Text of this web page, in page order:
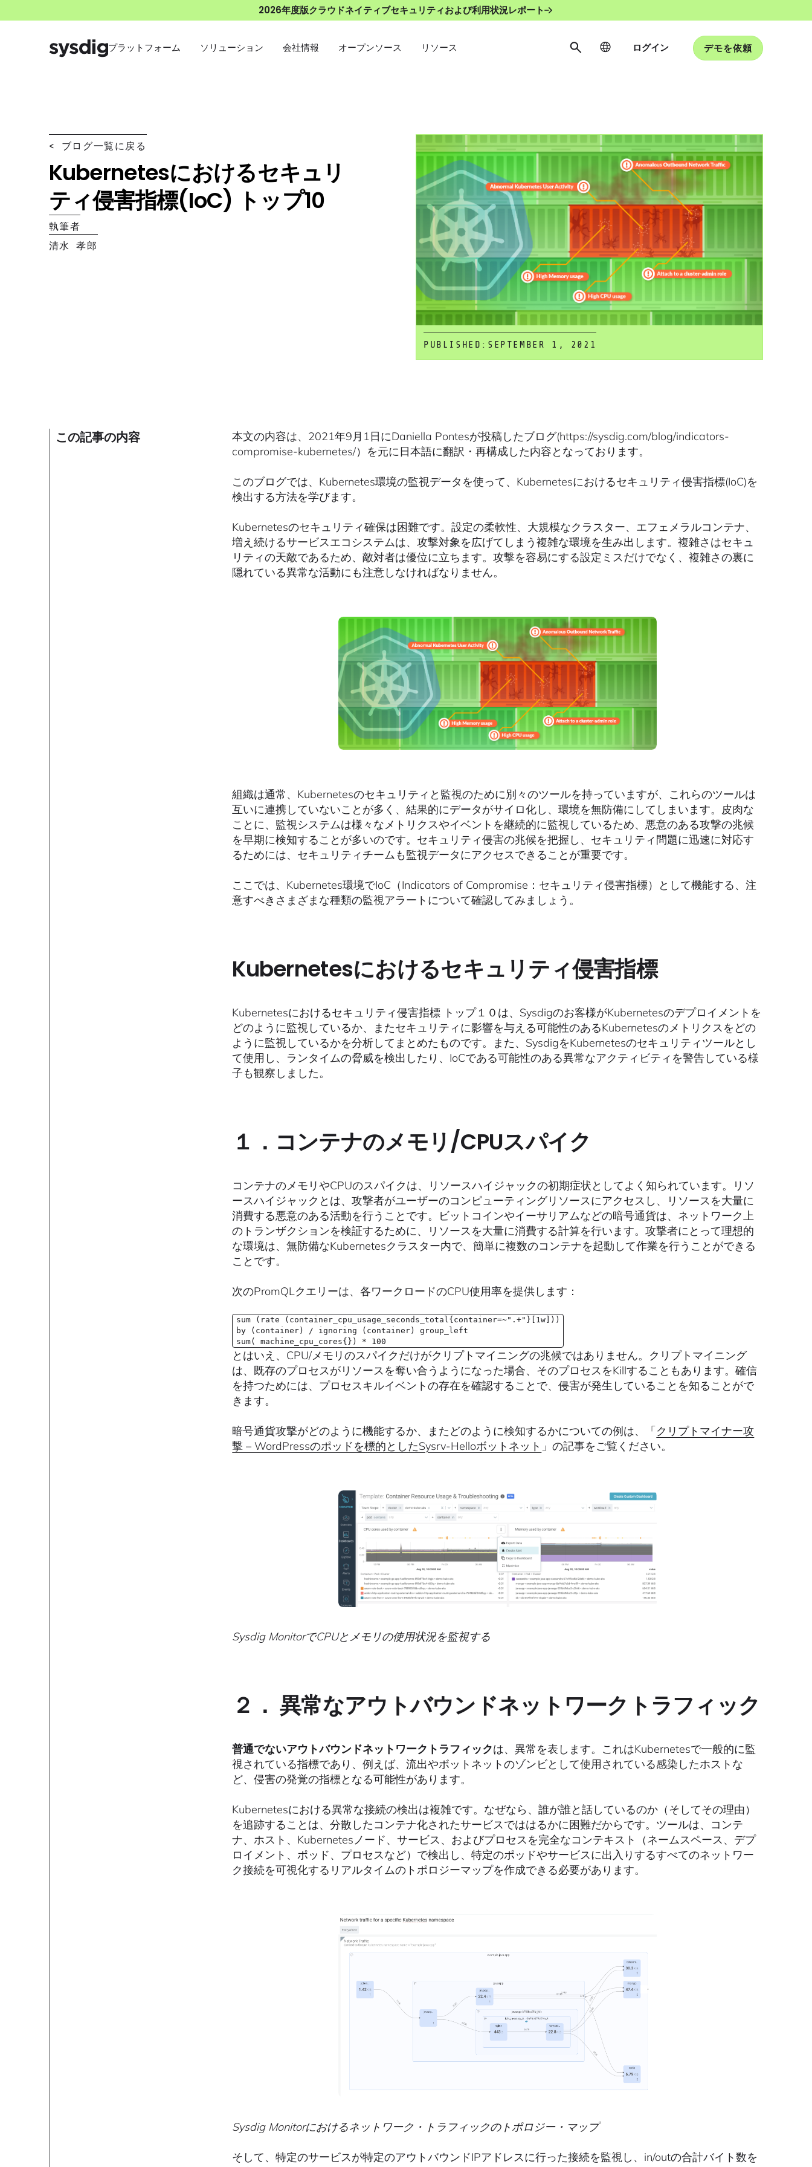
2026年度版クラウドネイティブセキュリティおよび利用状況レポート
プラットフォーム ソリューション 会社情報 オープンソース リソース ログイン デモを依頼
< ブログ一覧に戻る
Kubernetesにおけるセキュリ
ティ侵害指標(IoC) トップ10
執筆者
清水 孝郎
PUBLISHED: SEPTEMBER 1, 2021
この記事の内容
本文の内容は、2021年9月1日にDaniella Pontesが投稿したブログ(https://sysdig.com/blog/indicators-
compromise-kubernetes/）を元に日本語に翻訳・再構成した内容となっております。
このブログでは、Kubernetes環境の監視データを使って、Kubernetesにおけるセキュリティ侵害指標(IoC)を
検出する方法を学びます。
Kubernetesのセキュリティ確保は困難です。設定の柔軟性、大規模なクラスター、エフェメラルコンテナ、
増え続けるサービスエコシステムは、攻撃対象を広げてしまう複雑な環境を生み出します。複雑さはセキュ
リティの天敵であるため、敵対者は優位に立ちます。攻撃を容易にする設定ミスだけでなく、複雑さの裏に
隠れている異常な活動にも注意しなければなりません。
組織は通常、Kubernetesのセキュリティと監視のために別々のツールを持っていますが、これらのツールは
互いに連携していないことが多く、結果的にデータがサイロ化し、環境を無防備にしてしまいます。皮肉な
ことに、監視システムは様々なメトリクスやイベントを継続的に監視しているため、悪意のある攻撃の兆候
を早期に検知することが多いのです。セキュリティ侵害の兆候を把握し、セキュリティ問題に迅速に対応す
るためには、セキュリティチームも監視データにアクセスできることが重要です。
ここでは、Kubernetes環境でIoC（Indicators of Compromise：セキュリティ侵害指標）として機能する、注
意すべきさまざまな種類の監視アラートについて確認してみましょう。
Kubernetesにおけるセキュリティ侵害指標
Kubernetesにおけるセキュリティ侵害指標 トップ１０は、Sysdigのお客様がKubernetesのデプロイメントを
どのように監視しているか、またセキュリティに影響を与える可能性のあるKubernetesのメトリクスをどの
ように監視しているかを分析してまとめたものです。また、SysdigをKubernetesのセキュリティツールとし
て使用し、ランタイムの脅威を検出したり、IoCである可能性のある異常なアクティビティを警告している様
子も観察しました。
１．コンテナのメモリ/CPUスパイク
コンテナのメモリやCPUのスパイクは、リソースハイジャックの初期症状としてよく知られています。リソ
ースハイジャックとは、攻撃者がユーザーのコンピューティングリソースにアクセスし、リソースを大量に
消費する悪意のある活動を行うことです。ビットコインやイーサリアムなどの暗号通貨は、ネットワーク上
のトランザクションを検証するために、リソースを大量に消費する計算を行います。攻撃者にとって理想的
な環境は、無防備なKubernetesクラスター内で、簡単に複数のコンテナを起動して作業を行うことができる
ことです。
次のPromQLクエリーは、各ワークロードのCPU使用率を提供します：
sum (rate (container_cpu_usage_seconds_total{container=~".+"}[1w]))
by (container) / ignoring (container) group_left
sum( machine_cpu_cores{}) * 100
とはいえ、CPU/メモリのスパイクだけがクリプトマイニングの兆候ではありません。クリプトマイニング
は、既存のプロセスがリソースを奪い合うようになった場合、そのプロセスをKillすることもあります。確信
を持つためには、プロセスキルイベントの存在を確認することで、侵害が発生していることを知ることがで
きます。
暗号通貨攻撃がどのように機能するか、またどのように検知するかについての例は、「クリプトマイナー攻
撃 – WordPressのポッドを標的としたSysrv-Helloボットネット 」の記事をご覧ください。
Sysdig MonitorでCPUとメモリの使用状況を監視する
２． 異常なアウトバウンドネットワークトラフィック
普通でないアウトバウンドネットワークトラフィックは、異常を表します。これはKubernetesで一般的に監
視されている指標であり、例えば、流出やボットネットのゾンビとして使用されている感染したホストな
ど、侵害の発覚の指標となる可能性があります。
Kubernetesにおける異常な接続の検出は複雑です。なぜなら、誰が誰と話しているのか（そしてその理由）
を追跡することは、分散したコンテナ化されたサービスでははるかに困難だからです。ツールは、コンテ
ナ、ホスト、Kubernetesノード、サービス、およびプロセスを完全なコンテキスト（ネームスペース、デプ
ロイメント、ポッド、プロセスなど）で検出し、特定のポッドやサービスに出入りするすべてのネットワー
ク接続を可視化するリアルタイムのトポロジーマップを作成できる必要があります。
Sysdig Monitorにおけるネットワーク・トラフィックのトポロジー・マップ
そして、特定のサービスが特定のアウトバウンドIPアドレスに行った接続を監視し、in/outの合計バイト数を